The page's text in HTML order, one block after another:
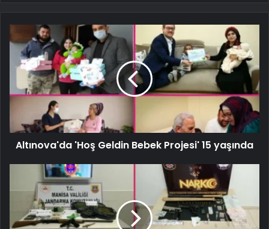
Altınova'da 'Hoş Geldin Bebek Projesi' 15 yaşında